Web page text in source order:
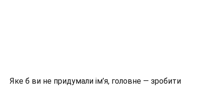
Яке б ви не придумали ім’я, головне — зробити